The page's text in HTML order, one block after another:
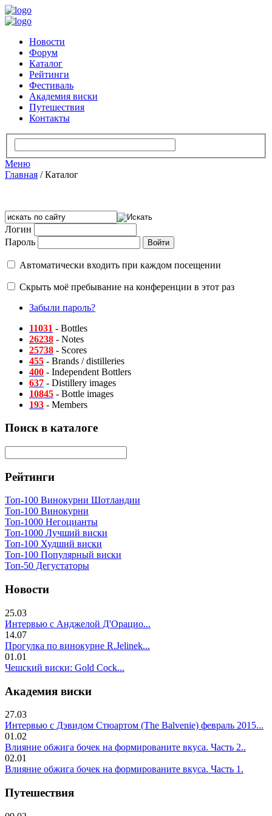
Новости
Форум
Каталог
Рейтинги
Фестиваль
Академия виски
Путешествия
Контакты
Меню
Главная /Каталог
Логин
Пароль
Автоматически входить при каждом посещении
Скрыть моё пребывание на конференции в этот раз
Забыли пароль?
11031 - Bottles
26238 - Notes
25738 - Scores
455 - Brands / distilleries
400 - Independent Bottlers
637 - Distillery images
10845 - Bottle images
193 - Members
Поиск в каталоге
Рейтинги
Топ-100 Винокурни Шотландии
Топ-100 Винокурни
Топ-1000 Негоцианты
Топ-1000 Лучший виски
Топ-100 Худший виски
Топ-100 Популярный виски
Топ-50 Дегустаторы
Новости
25.03
Интервью с Анджелой Д'Орацио...
14.07
Прогулка по винокурне R.Jelinek...
01.01
Чешский виски: Gold Cock...
Академия виски
27.03
Интервью с Дэвидом Стюартом (The Balvenie) февраль 2015...
01.02
Влияние обжига бочек на формированите вкуса. Часть 2..
02.01
Влияние обжига бочек на формированите вкуса. Часть 1.
Путешествия